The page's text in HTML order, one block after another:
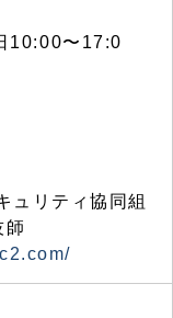
10:00〜17:0
ュリティ協同組
師